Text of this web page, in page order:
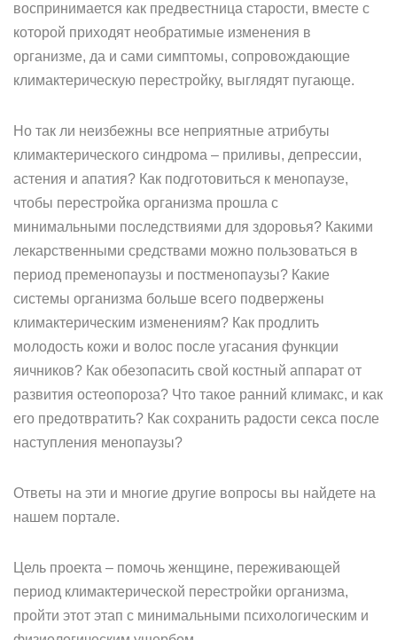
воспринимается как предвестница старости, вместе с
которой приходят необратимые изменения в
организме, да и сами симптомы, сопровождающие
климактерическую перестройку, выглядят пугающе.
Но так ли неизбежны все неприятные атрибуты
климактерического синдрома – приливы, депрессии,
астения и апатия? Как подготовиться к менопаузе,
чтобы перестройка организма прошла с
минимальными последствиями для здоровья? Какими
лекарственными средствами можно пользоваться в
период пременопаузы и постменопаузы? Какие
системы организма больше всего подвержены
климактерическим изменениям? Как продлить
молодость кожи и волос после угасания функции
яичников? Как обезопасить свой костный аппарат от
развития остеопороза? Что такое ранний климакс, и как
его предотвратить? Как сохранить радости секса после
наступления менопаузы?
Ответы на эти и многие другие вопросы вы найдете на
нашем портале.
Цель проекта – помочь женщине, переживающей
период климактерической перестройки организма,
пройти этот этап с минимальными психологическим и